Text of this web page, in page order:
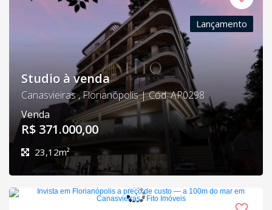
Lançamento
Studio à venda
Canasvieiras , Florianópolis | Cód. AP0298
Venda
R$ 371.000,00
23,12m²